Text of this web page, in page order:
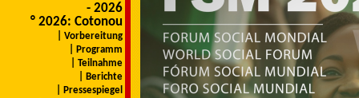
- 2026
° 2026: Cotonou
| Vorbereitung
| Programm
| Teilnahme
| Berichte
| Pressespiegel